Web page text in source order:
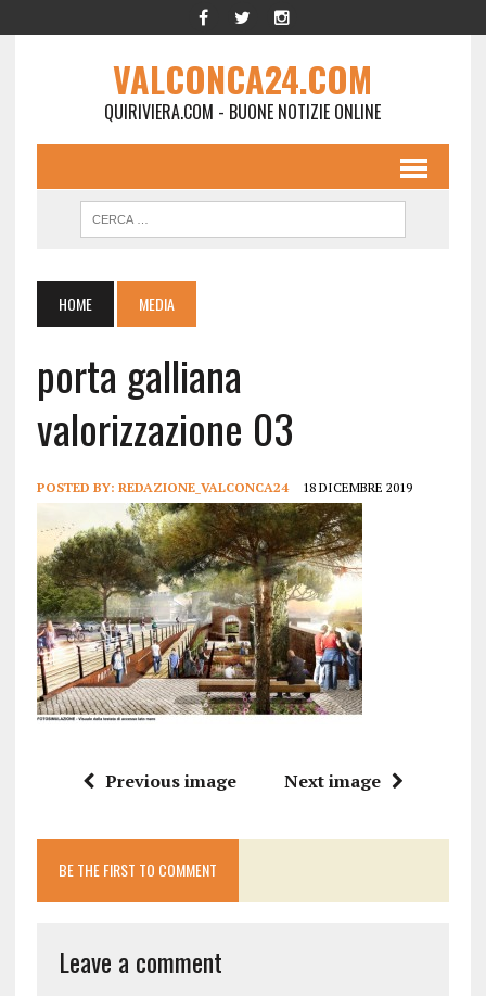
VALCONCA24.COM
QUIRIVIERA.COM - BUONE NOTIZIE ONLINE
HOME MEDIA
porta galliana
valorizzazione 03
POSTED BY: REDAZIONE_VALCONCA24 18 DICEMBRE 2019
Previous image Next image
BE THE FIRST TO COMMENT
Leave a comment